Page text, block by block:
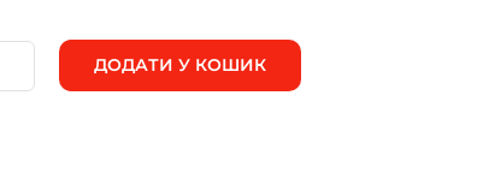
ДОДАТИ У КОШИК